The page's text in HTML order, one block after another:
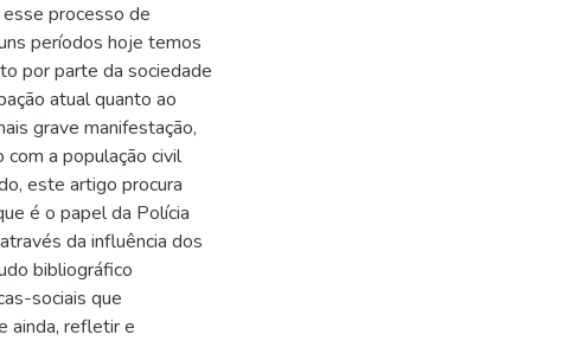
processo de
períodos hoje temos
por parte da sociedade
atual quanto ao
grave manifestação,
a população civil
este artigo procura
é o papel da Polícia
da influência dos
bibliográfico
sociais que
ainda, refletir e